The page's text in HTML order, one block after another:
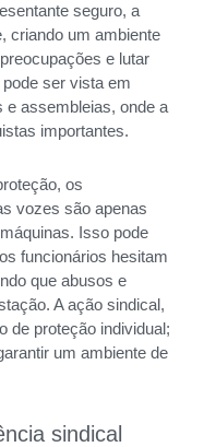
seguro, a
criando um ambiente
e lutar
ser vista em
assembleias, onde a
importantes.
os
vozes são apenas
Isso pode
funcionários hesitam
que abusos e
A ação sindical,
de proteção individual;
um ambiente de
sindical